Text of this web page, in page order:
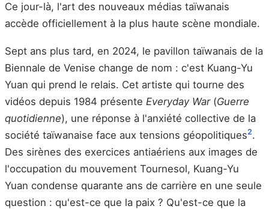
Ce jour-là, l'art des nouveaux médias taïwanais
accède officiellement à la plus haute scène mondiale.
Sept ans plus tard, en 2024, le pavillon taïwanais de la
Biennale de Venise change de nom : c'est Kuang-Yu
Yuan qui prend le relais. Cet artiste qui tourne des
vidéos depuis 1984 présente Everyday War(Guerre
quotidienne), une réponse à l'anxiété collective de la
société taïwanaise face aux tensions géopolitiques2.
Des sirènes des exercices antiaériens aux images de
l'occupation du mouvement Tournesol, Kuang-Yu
Yuan condense quarante ans de carrière en une seule
question : qu'est-ce que la paix ? Qu'est-ce que la